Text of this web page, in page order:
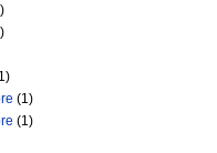
(1)
(1)